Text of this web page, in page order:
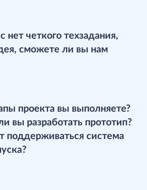
нет четкого техзадания,
сможете ли вы нам
проекта вы выполняете?
вы разработать прототип?
поддерживаться система